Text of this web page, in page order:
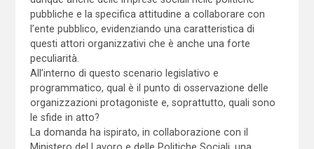
pubbliche e la specifica attitudine a collaborare con
l’ente pubblico, evidenziando una caratteristica di
questi attori organizzativi che è anche una forte
peculiarità.
All’interno di questo scenario legislativo e
programmatico, qual è il punto di osservazione delle
organizzazioni protagoniste e, soprattutto, quali sono
le sfide in atto?
La domanda ha ispirato, in collaborazione con il